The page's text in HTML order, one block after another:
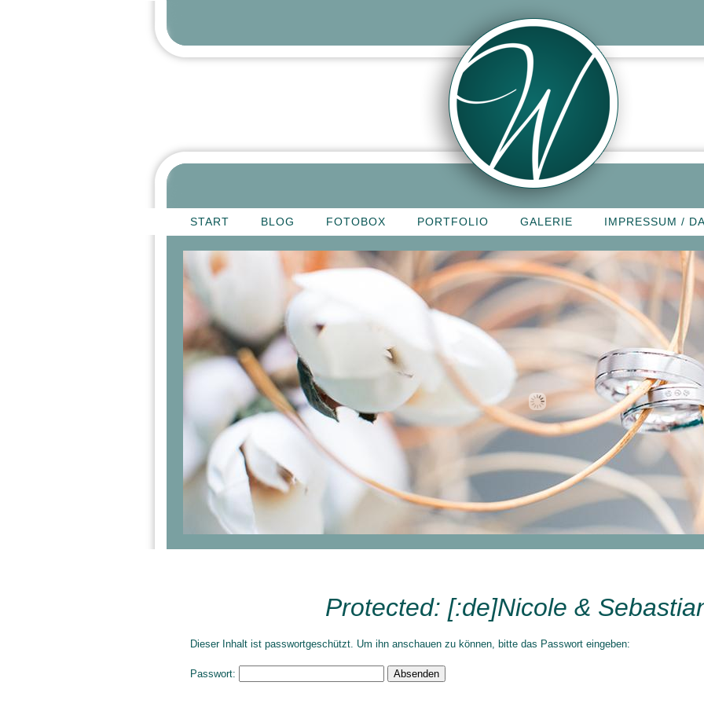
START BLOG FOTOBOX PORTFOLIO GALERIE IMPRESSUM /
Protected: [:de]Nicole &
Dieser Inhalt ist passwortgeschützt. Um ihn anschauen zu können, bitte das Passwort eingeben:
Passwort: